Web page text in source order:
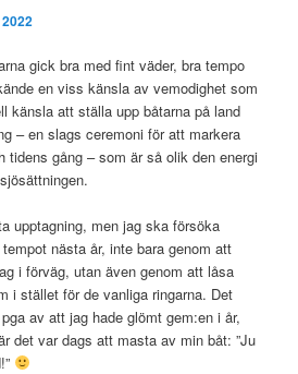
gick bra med fint väder, bra tempo
en viss känsla av vemodighet som
känsla att ställa upp båtarna på land
– en slags ceremoni för att markera
tidens gång – som är så olik den energi
upptagning, men jag ska försöka
nästa år, inte bara genom att
i förväg, utan även genom att låsa
i stället för de vanliga ringarna. Det
av att jag hade glömt gem:en i år,
det var dags att masta av min båt: ”Ju